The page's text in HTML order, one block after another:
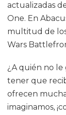
actualizadas
One. En
multitud de
Wars
¿A quién no
tener que
ofrecen
imaginamos,